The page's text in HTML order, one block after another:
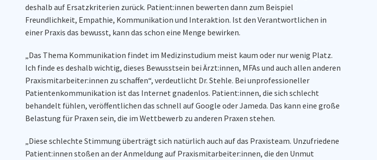
deshalb auf Ersatzkriterien zurück. Patient:innen bewerten dann zum Beispiel
Freundlichkeit, Empathie, Kommunikation und Interaktion. Ist den Verantwortlichen in
einer Praxis das bewusst, kann das schon eine Menge bewirken.
„Das Thema Kommunikation findet im Medizinstudium meist kaum oder nur wenig Platz.
Ich finde es deshalb wichtig, dieses Bewusstsein bei Ärzt:innen, MFAs und auch allen anderen
Praxismitarbeiter:innen zu schaffen“, verdeutlicht Dr. Stehle. Bei unprofessioneller
Patientenkommunikation ist das Internet gnadenlos. Patient:innen, die sich schlecht
behandelt fühlen, veröffentlichen das schnell auf Google oder Jameda. Das kann eine große
Belastung für Praxen sein, die im Wettbewerb zu anderen Praxen stehen.
„Diese schlechte Stimmung überträgt sich natürlich auch auf das Praxisteam. Unzufriedene
Patient:innen stoßen an der Anmeldung auf Praxismitarbeiter:innen, die den Unmut